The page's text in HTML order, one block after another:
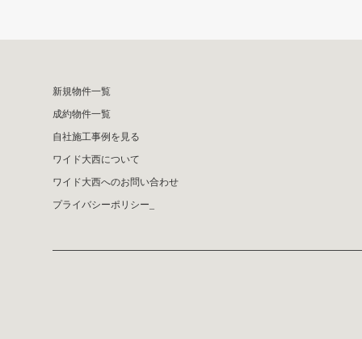
新規物件一覧
成約物件一覧
自社施工事例を見る
ワイド大西について
ワイド大西へのお問い合わせ
プライバシーポリシー_